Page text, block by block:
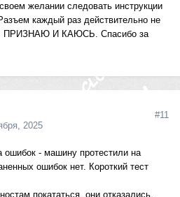
АКПП (всего три замены из
восстановить старые, увы на
хватило, на третий раз поставил
с одновременной
подменивалось масло,
допуску), таким
в коробке в настоящий
литров 20-25 Фукс 4134 и по
указанный объем.
в итоге я получу таки чистое
для коробки образом.
желании следовать инструкции
каждый раз действительно не
ПРИЗНАЮ И КАЮСЬ. Спасибо за
2025
#11
ошибок - машину протестили на
ошибок нет. Короткий тест
покататься, они отказались,